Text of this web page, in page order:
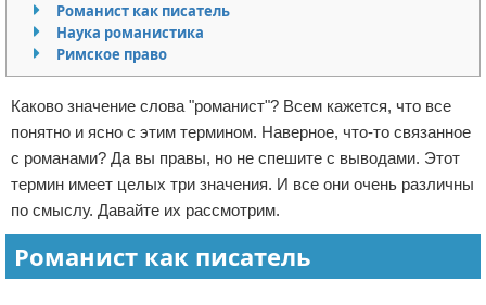
Иммиграция
Здоровье и безопасность
Контакты
Сотрудничество
Размещение рекламы
Для правообладателей
Условия предоставления информации
Отказ от ответственности
Романист как писатель
Наука романистика
Римское право
Каково значение слова "романист"? Всем кажется, что все
понятно и ясно с этим термином. Наверное, что-то связанное
с романами? Да вы правы, но не спешите с выводами. Этот
термин имеет целых три значения. И все они очень различны
по смыслу. Давайте их рассмотрим.
Романист как писатель